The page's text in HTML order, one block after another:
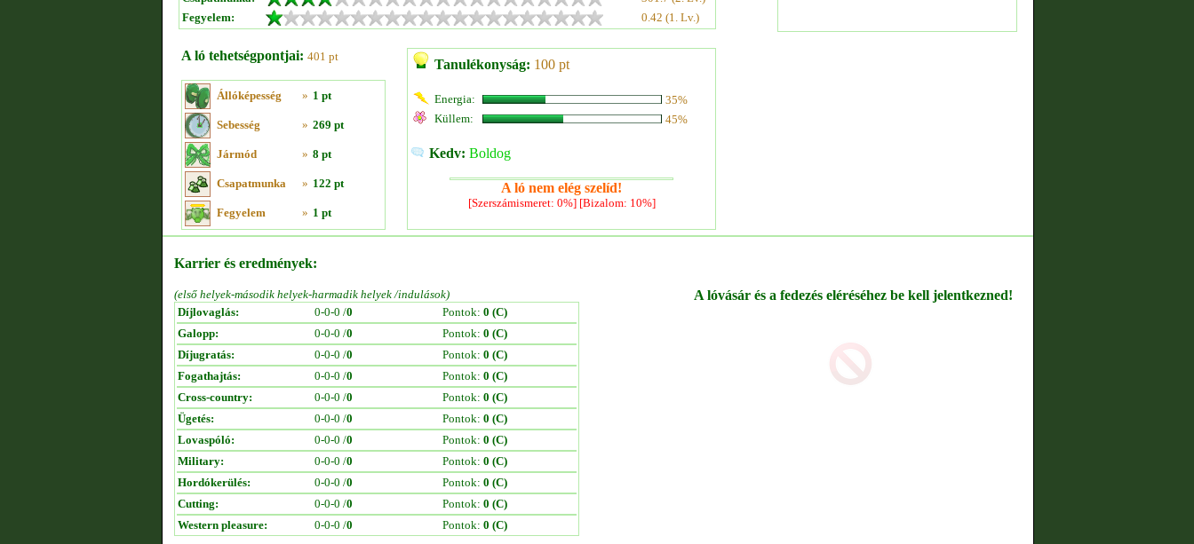
Fegyelem:
0.42 (1. Lv.)
A ló tehetségpontjai: 401 pt
Állóképesség » 1 pt
Sebesség » 269 pt
Jármód » 8 pt
Csapatmunka » 122 pt
Fegyelem » 1 pt
Tanulékonyság: 100 pt
Energia:
35%
Küllem:
45%
Kedv: Boldog
A ló nem elég szelíd!
[Szerszámismeret: 0%] [Bizalom: 10%]
Karrier és eredmények:
(első helyek-második helyek-harmadik helyek /indulások)
Díjlovaglás:
0-0-0 /0 Pontok: 0 (C)
Galopp:
0-0-0 /0 Pontok: 0 (C)
Díjugratás:
0-0-0 /0 Pontok: 0 (C)
Fogathajtás:
0-0-0 /0 Pontok: 0 (C)
Cross-country:
0-0-0 /0 Pontok: 0 (C)
Ügetés:
0-0-0 /0 Pontok: 0 (C)
Lovaspóló:
0-0-0 /0 Pontok: 0 (C)
Military:
0-0-0 /0 Pontok: 0 (C)
Hordókerülés:
0-0-0 /0 Pontok: 0 (C)
Cutting:
0-0-0 /0 Pontok: 0 (C)
Western pleasure:
0-0-0 /0 Pontok: 0 (C)
A lóvásár és a fedezés eléréséhez be kell jelentkezned!